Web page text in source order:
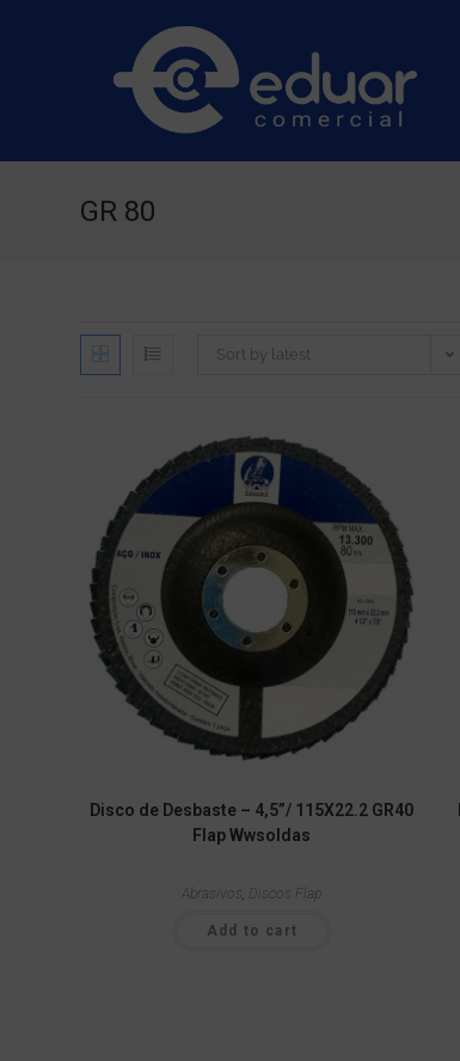
GR 80
Sort by latest
Disco de Desbaste – 4,5”/ 115X22.2 GR40
Flap Wwsoldas
Abrasivos, Discos Flap
Add to cart